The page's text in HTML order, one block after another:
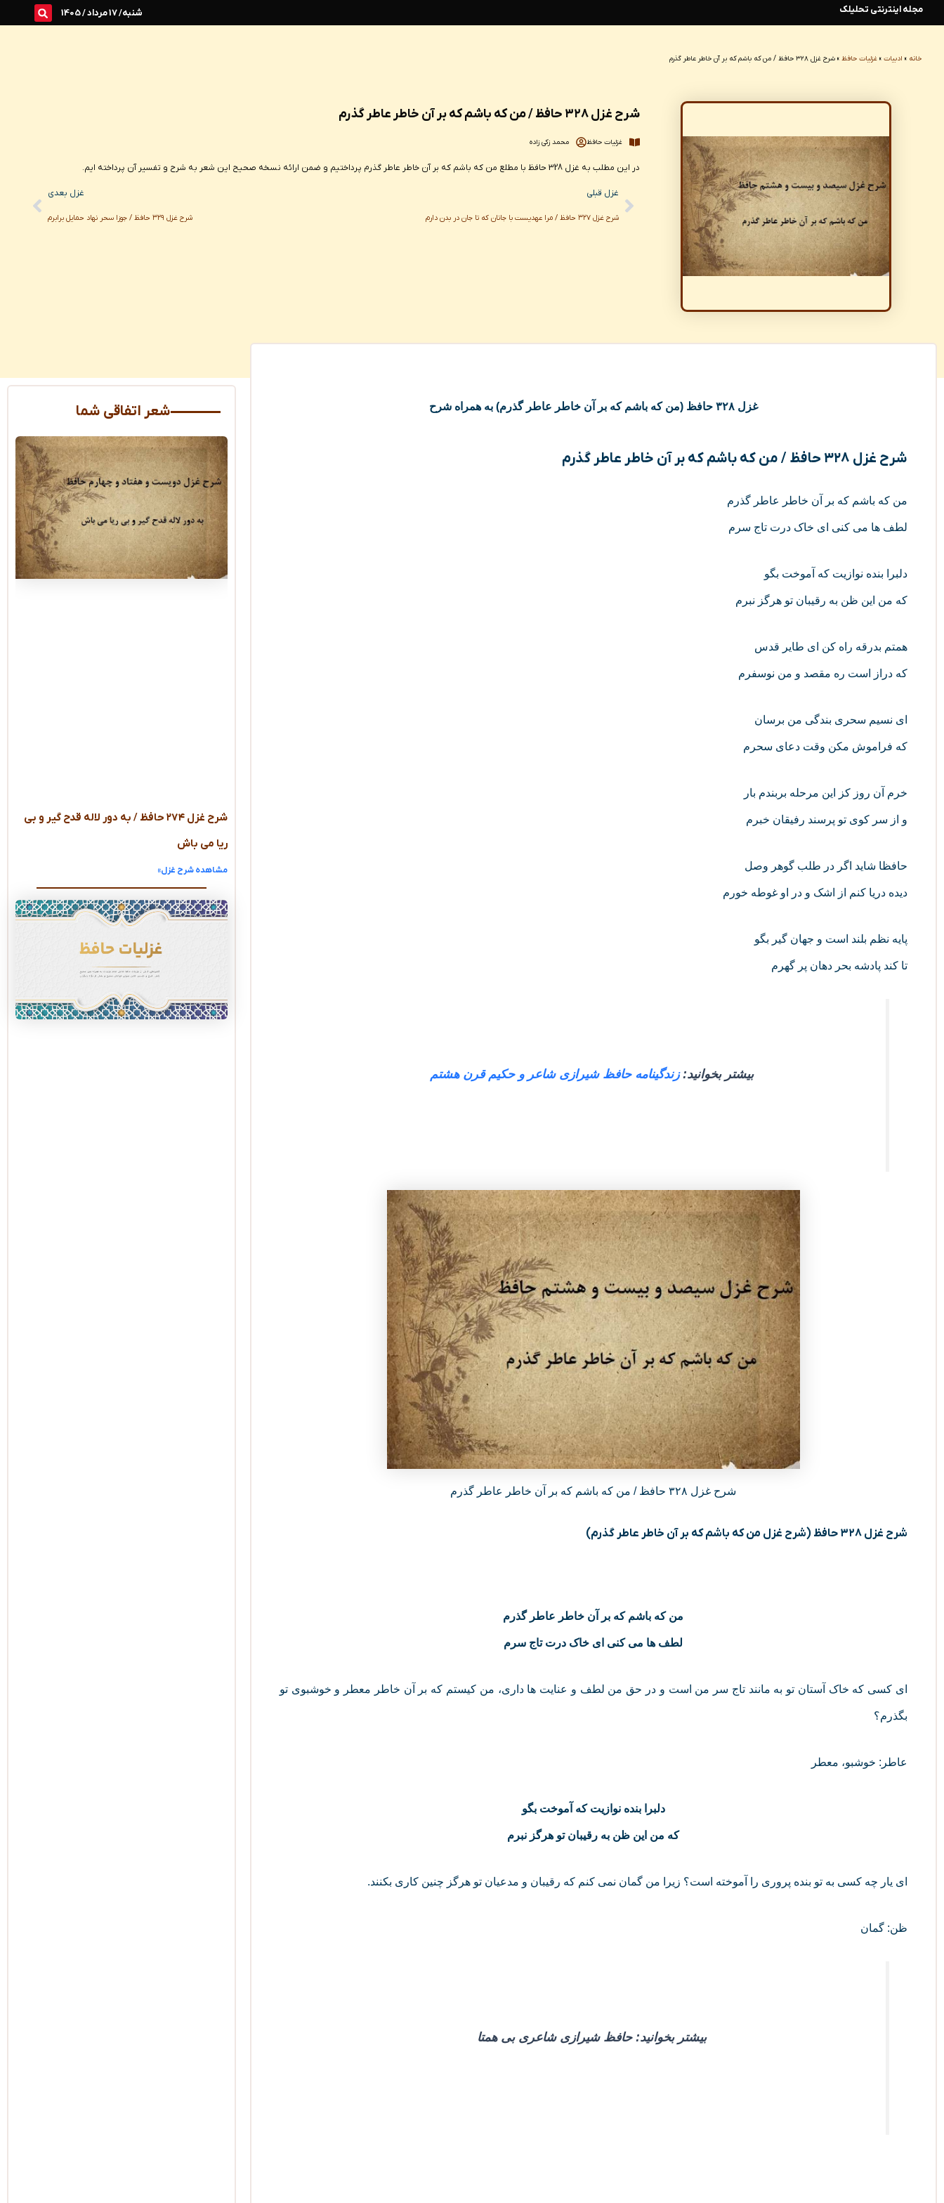
محتوا
مجله اینترنتی تحلیلک شنبه/ 17 مرداد / 1405
خانه » ادبیات » غزلیات حافظ » شرح غزل ۳۲۸ حافظ / من که باشم که بر آن خاطر عاطر گذرم
شرح غزل ۳۲۸ حافظ / من که باشم که بر آن خاطر عاطر گذرم
غزلیات حافظ محمد زکی زاده
در این مطلب به غزل 328 حافظ با مطلع من که باشم که بر آن خاطر عاطر گذرم پرداختیم و ضمن ارائه نسخه صحیح این شعر به شرح و تفسیر آن پرداخته ایم.
Prev
غزل قبلی
شرح غزل ۳۲۷ حافظ / مرا عهدیست با جانان که تا جان در بدن دارم
غزل بعدی
شرح غزل ۳۲۹ حافظ / جوزا سحر نهاد حمایل برابرم
Next
غزل ۳۲۸ حافظ (من که باشم که بر آن خاطر عاطر گذرم) به همراه شرح
شرح غزل ۳۲۸ حافظ / من که باشم که بر آن خاطر عاطر گذرم
من که باشم که بر آن خاطر عاطر گذرم
لطف‌ ها می‌ کنی ای خاک درت تاج سرم
دلبرا بنده نوازیت که آموخت بگو
که من این ظن به رقیبان تو هرگز نبرم
همتم بدرقه راه کن ای طایر قدس
که دراز است ره مقصد و من نوسفرم
ای نسیم سحری بندگی من برسان
که فراموش مکن وقت دعای سحرم
خرم آن روز کز این مرحله بربندم بار
و از سر کوی تو پرسند رفیقان خبرم
حافظا شاید اگر در طلب گوهر وصل
دیده دریا کنم از اشک و در او غوطه خورم
پایه نظم بلند است و جهان گیر بگو
تا کند پادشه بحر دهان پر گهرم
بیشتر بخوانید:زندگینامه حافظ شیرازی شاعر و حکیم قرن هشتم
شرح غزل ۳۲۸ حافظ / من که باشم که بر آن خاطر عاطر گذرم
شرح غزل ۳۲۸ حافظ (شرح غزل من که باشم که بر آن خاطر عاطر گذرم)
من که باشم که بر آن خاطر عاطر گذرم
لطف‌ ها می‌ کنی ای خاک درت تاج سرم
ای کسی که خاک آستان تو به مانند تاج سر من است و در حق من لطف و عنایت ها داری، من کیستم که بر آن خاطر معطر و خوشبوی تو
بگذرم؟
عاطر: خوشبو، معطر
دلبرا بنده نوازیت که آموخت بگو
که من این ظن به رقیبان تو هرگز نبرم
ای یار چه کسی به تو بنده پروری را آموخته است؟ زیرا من گمان نمی کنم که رقیبان و مدعیان تو هرگز چنین کاری بکنند.
ظن: گمان
بیشتر بخوانید: حافظ شیرازی شاعری بی همتا
شعر اتفاقی شما
شرح غزل ۲۷۴ حافظ / به دور لاله قدح گیر و بی‌
ریا می‌ باش
مشاهده شرح غزل»